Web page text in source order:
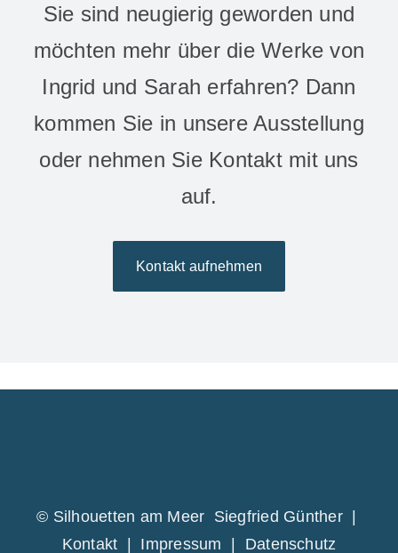
Sie sind neugierig geworden und
möchten mehr über die Werke von
Ingrid und Sarah erfahren? Dann
kommen Sie in unsere Ausstellung
oder nehmen Sie Kontakt mit uns
auf.
Kontakt aufnehmen
© Silhouetten am Meer Siegfried Günther |
Kontakt | Impressum | Datenschutz